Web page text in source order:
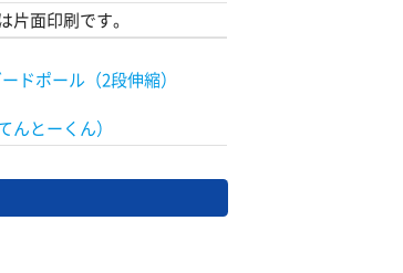
片面印刷です。
ドポール（2段伸縮）
んとーくん）